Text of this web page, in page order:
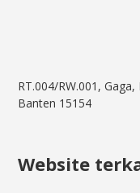
RT.004/RW.001,
Banten 15154
Website